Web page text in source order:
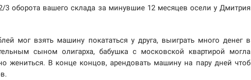
3 оборота вашего склада за минувшие 12 месяцев осели у Дмитрия
мог взять машину покататься у друга, выиграть много денег в
сыном олигарха, бабушка с московской квартирой могла
жениться. В конце концов, арендовать машину на пару дней чтоб